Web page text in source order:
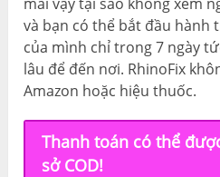
và bạn có thể bắt đầu hành
của mình chỉ trong 7 ngày
lâu để đến nơi. RhinoFix
Amazon hoặc hiệu thuốc.
Thanh toán có thể
sở COD!